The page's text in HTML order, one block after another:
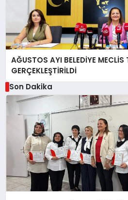
AĞUSTOS AYI BELEDİYE
GERÇEKLEŞTİRİLDİ
Son Dakika